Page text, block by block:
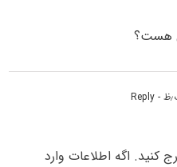
هست؟
- Reply
کنید. اگه اطلاعات وارد